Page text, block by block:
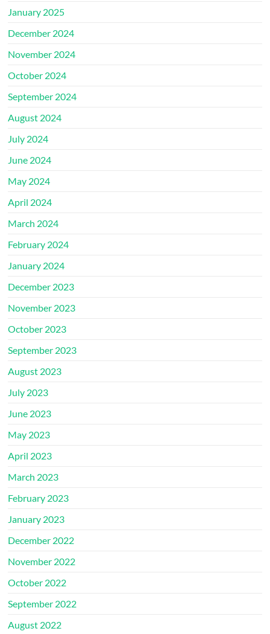
January 2025
December 2024
November 2024
October 2024
September 2024
August 2024
July 2024
June 2024
May 2024
April 2024
March 2024
February 2024
January 2024
December 2023
November 2023
October 2023
September 2023
August 2023
July 2023
June 2023
May 2023
April 2023
March 2023
February 2023
January 2023
December 2022
November 2022
October 2022
September 2022
August 2022